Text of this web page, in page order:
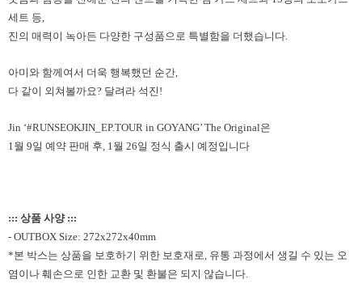
세트 등,
진의 매력이 녹아든 다양한 구성품으로 특별함을 더했습니다.
아미와 함께여서 더욱 행복했던 순간,
다 같이 외쳐볼까요? 달려라 석진!
Jin ‘#RUNSEOKJIN_EP.TOUR in GOYANG’ The Original은
1월 9일 예약 판매 후, 1월 26일 정식 출시 예정입니다
::: 상품 사양 :::
- OUTBOX Size: 272x272x40mm
*본 박스는 상품을 보호하기 위한 보호재로, 유통 과정에서 생길 수 있는 오
염이나 훼손으로 인한 교환 및 환불은 되지 않습니다.